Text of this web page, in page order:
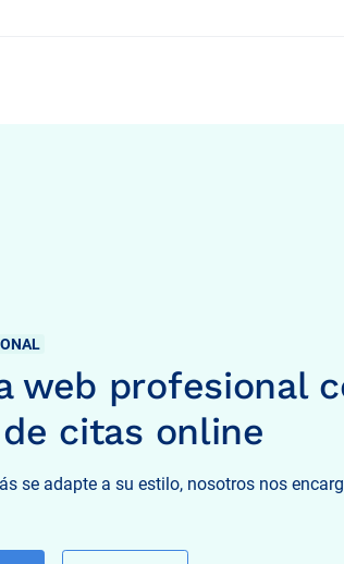
web profesional
citas online
se adapte a su estilo, nosotros nos